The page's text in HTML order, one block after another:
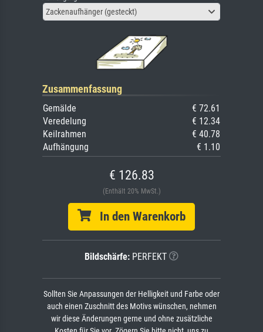
Zackenaufhänger (gesteckt)
Zusammenfassung
Gemälde
€ 72.61
Veredelung
€ 12.34
Keilrahmen
€ 40.78
Aufhängung
€ 1.10
€ 126.83
(Enthält 20% MwSt.)
In den Warenkorb
Bildschärfe: PERFEKT
Sollten Sie Anpassungen der Helligkeit und Farbe oder
auch einen Zuschnitt des Motivs wünschen, nehmen
wir diese Änderungen gerne und ohne zusätzliche